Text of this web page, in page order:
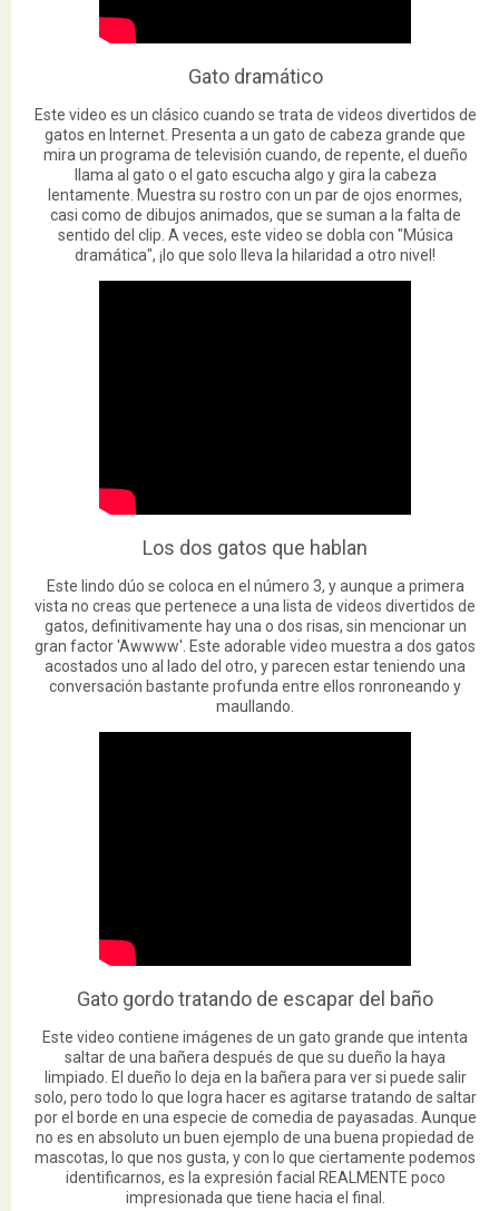
Gato dramático
Este video es un clásico cuando se trata de videos divertidos de
gatos en Internet. Presenta a un gato de cabeza grande que
mira un programa de televisión cuando, de repente, el dueño
llama al gato o el gato escucha algo y gira la cabeza
lentamente. Muestra su rostro con un par de ojos enormes,
casi como de dibujos animados, que se suman a la falta de
sentido del clip. A veces, este video se dobla con "Música
dramática", ¡lo que solo lleva la hilaridad a otro nivel!
Los dos gatos que hablan
Este lindo dúo se coloca en el número 3, y aunque a primera
vista no creas que pertenece a una lista de videos divertidos de
gatos, definitivamente hay una o dos risas, sin mencionar un
gran factor 'Awwww'. Este adorable video muestra a dos gatos
acostados uno al lado del otro, y parecen estar teniendo una
conversación bastante profunda entre ellos ronroneando y
maullando.
Gato gordo tratando de escapar del baño
Este video contiene imágenes de un gato grande que intenta
saltar de una bañera después de que su dueño la haya
limpiado. El dueño lo deja en la bañera para ver si puede salir
solo, pero todo lo que logra hacer es agitarse tratando de saltar
por el borde en una especie de comedia de payasadas. Aunque
no es en absoluto un buen ejemplo de una buena propiedad de
mascotas, lo que nos gusta, y con lo que ciertamente podemos
identificarnos, es la expresión facial REALMENTE poco
impresionada que tiene hacia el final.